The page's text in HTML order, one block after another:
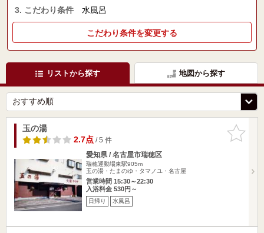
3. こだわり条件 水風呂
こだわり条件を変更する
リストから探す 地図から探す
お気に入
りに追加
玉の湯
2.7点/ 5 件
愛知県 / 名古屋市瑞穂区
瑞穂運動場東駅905m
玉の湯・たまのゆ・タマノユ・名古屋
営業時間 15:30～22:30
入浴料金 530円～
日帰り 水風呂